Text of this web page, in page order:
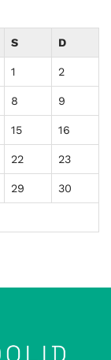
S D
1 2
8 9
15 16
22 23
29 30